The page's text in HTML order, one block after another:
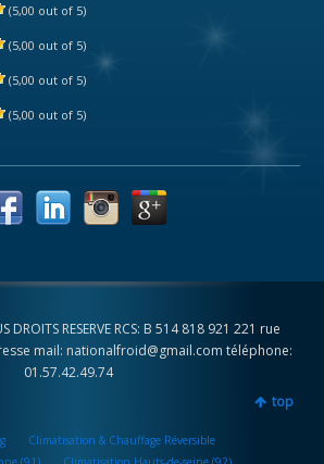
(5,00 out of 5)
(5,00 out of 5)
(5,00 out of 5)
(5,00 out of 5)
RESERVE RCS: B 514 818 921 221 rue
mail: nationalfroid@gmail.com téléphone:
01.57.42.49.74
top
Climatisation & Chauffage Réversible